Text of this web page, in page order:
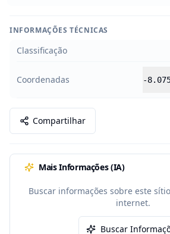
INFORMAÇÕES TÉCNICAS
Classificação
Coordenadas -
Compartilhar
Mais Informações (IA)
Buscar informações sobre este
internet.
Buscar